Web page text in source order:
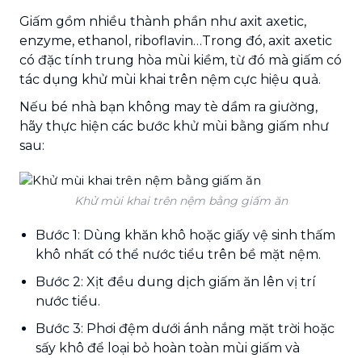
Giấm gồm nhiều thành phần như axit axetic,
enzyme, ethanol, riboflavin…Trong đó, axit axetic
có đặc tính trung hòa mùi kiềm, từ đó mà giấm có
tác dụng khử mùi khai trên nệm cực hiệu quả.
Nếu bé nhà bạn không may tè dầm ra giường,
hãy thực hiện các bước khử mùi bằng giấm như
sau:
Khử mùi khai trên nệm bằng giấm ăn
Bước 1: Dùng khăn khô hoặc giấy vệ sinh thấm
khô nhất có thể nước tiểu trên bề mặt nệm.
Bước 2: Xịt đều dung dịch giấm ăn lên vị trí
nước tiểu.
Bước 3: Phơi đệm dưới ánh nắng mặt trời hoặc
sấy khô để loại bỏ hoàn toàn mùi giấm và